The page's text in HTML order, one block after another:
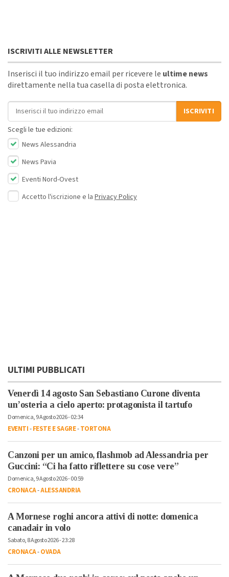
ISCRIVITI ALLE NEWSLETTER
Inserisci il tuo indirizzo email per ricevere le ultime news
direttamente nella tua casella di posta elettronica.
Indirizzo email
ISCRIVITI
Scegli le tue edizioni:
News Alessandria
News Pavia
Eventi Nord-Ovest
Accetto l'iscrizione e la Privacy Policy
ULTIMI PUBBLICATI
Venerdì 14 agosto San Sebastiano Curone diventa
un’osteria a cielo aperto: protagonista il tartufo
Domenica, 9 Agosto 2026 - 02:34
EVENTI-FESTE E SAGRE-TORTONA
Canzoni per un amico, flashmob ad Alessandria per
Guccini: “Ci ha fatto riflettere su cose vere”
Domenica, 9 Agosto 2026 - 00:59
CRONACA-ALESSANDRIA
A Mornese roghi ancora attivi di notte: domenica
canadair in volo
Sabato, 8 Agosto 2026 - 23:28
CRONACA-OVADA